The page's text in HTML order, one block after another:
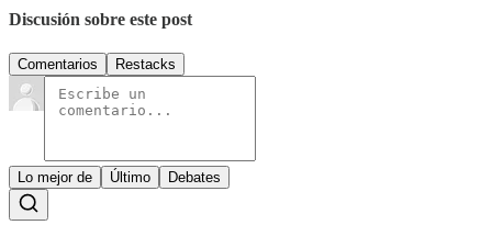
Discusión sobre este post
Comentarios Restacks
Lo mejor de Último Debates